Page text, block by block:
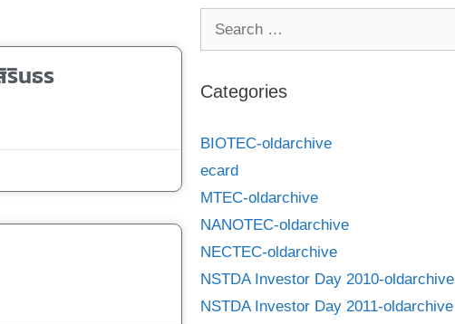
นธร Categories
BIOTEC-oldarchive
ecard
MTEC-oldarchive
NANOTEC-oldarchive
NECTEC-oldarchive
NSTDA Investor Day 2010-oldarchive
NSTDA Investor Day 2011-oldarchive